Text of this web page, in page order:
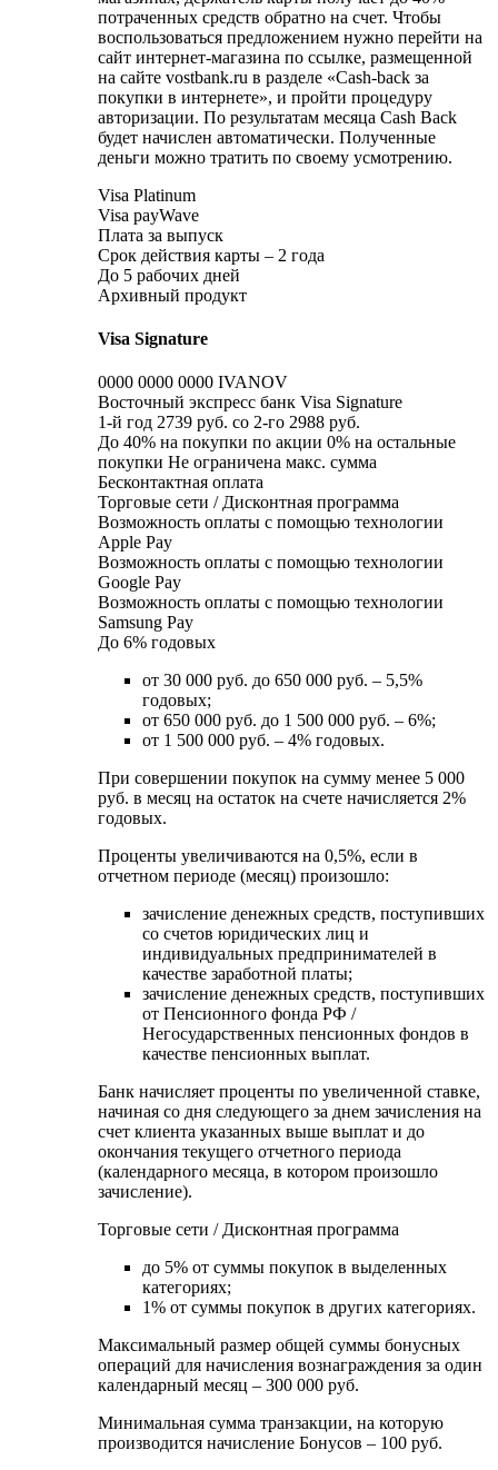
потраченных средств обратно на счет. Чтобы
воспользоваться предложением нужно перейти на
сайт интернет-магазина по ссылке, размещенной
на сайте vostbank.ru в разделе «Cash-back за
покупки в интернете», и пройти процедуру
авторизации. По результатам месяца Cash Back
будет начислен автоматически. Полученные
деньги можно тратить по своему усмотрению.
Visa Platinum
Visa payWave
Плата за выпуск
Срок действия карты – 2 года
До 5 рабочих дней
Архивный продукт
Visa Signature
0000 0000 0000 IVANOV
Восточный экспресс банк Visa Signature
1-й год 2739 руб. со 2-го 2988 руб.
До 40% на покупки по акции 0% на остальные
покупки Не ограничена макс. сумма
Бесконтактная оплата
Торговые сети / Дисконтная программа
Возможность оплаты с помощью технологии
Apple Pay
Возможность оплаты с помощью технологии
Google Pay
Возможность оплаты с помощью технологии
Samsung Pay
До 6% годовых
от 30 000 руб. до 650 000 руб. – 5,5%
годовых;
от 650 000 руб. до 1 500 000 руб. – 6%;
от 1 500 000 руб. – 4% годовых.
При совершении покупок на сумму менее 5 000
руб. в месяц на остаток на счете начисляется 2%
годовых.
Проценты увеличиваются на 0,5%, если в
отчетном периоде (месяц) произошло:
зачисление денежных средств, поступивших
со счетов юридических лиц и
индивидуальных предпринимателей в
качестве заработной платы;
зачисление денежных средств, поступивших
от Пенсионного фонда РФ /
Негосударственных пенсионных фондов в
качестве пенсионных выплат.
Банк начисляет проценты по увеличенной ставке,
начиная со дня следующего за днем зачисления на
счет клиента указанных выше выплат и до
окончания текущего отчетного периода
(календарного месяца, в котором произошло
зачисление).
Торговые сети / Дисконтная программа
до 5% от суммы покупок в выделенных
категориях;
1% от суммы покупок в других категориях.
Максимальный размер общей суммы бонусных
операций для начисления вознаграждения за один
календарный месяц – 300 000 руб.
Минимальная сумма транзакции, на которую
производится начисление Бонусов – 100 руб.